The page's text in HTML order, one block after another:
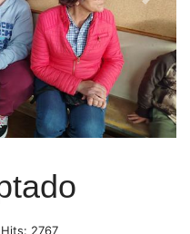
Next
Hits: 2767